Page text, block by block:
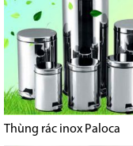
Thùng rác inox Paloca